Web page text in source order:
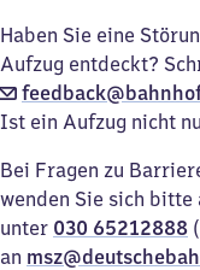
Haben Sie eine
Aufzug entdeckt?
Ist ein Aufzug nicht
Bei Fragen zu
wenden Sie sich
unter 030 65212888
an